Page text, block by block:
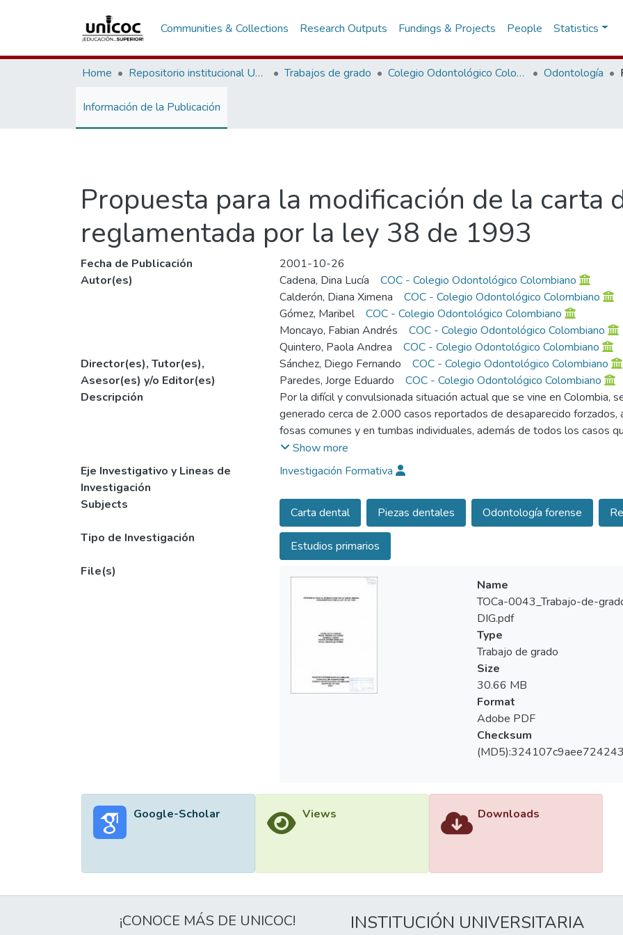
Communities & Collections Research Outputs Fundings & Projects People Statistics
Home Repositorio institucional Unicoc, RI-unicoc Trabajos de grado Colegio Odontológico Colombiano Odontología
Información de la Publicación
Propuesta para la modificación de la carta
reglamentada por la ley 38 de 1993
Fecha de Publicación
2001-10-26
Autor(es)
Cadena, Dina Lucía
COC - Colegio Odontológico Colombiano
Calderón, Diana Ximena
COC - Colegio Odontológico Colombiano
Gómez, Maribel
COC - Colegio Odontológico Colombiano
Moncayo, Fabian Andrés
COC - Colegio Odontológico Colombiano
Quintero, Paola Andrea
COC - Colegio Odontológico Colombiano
Director(es), Tutor(es),
Asesor(es) y/o Editor(es)
Sánchez, Diego Fernando COC - Colegio Odontológico Colombiano
Paredes, Jorge Eduardo
COC - Colegio Odontológico Colombiano
Descripción
Por la difícil y convulsionada situación actual que se vine en Colombia,
generado cerca de 2.000 casos reportados de desaparecido
fosas comunes y en tumbas individuales, además de todos los casos
descomposición o de mutilation que impiden ser identificados por
reconocimiento directo de la persona figurando como N.N; Situación
contribuir con una ayuda importante, como es la carta dental la cual
la situation actual todos somos potencialmente N.N. teniendo en
de apoyo, muchas veces realizada de manera inadecuada e
identification forense, cuya carta debe recopilar el mayor número de
identidad de una víctima.
Desarrollar una carta dental en el Colegio Odontológico Colombiano
como modelo pedagógico en esta institución y que también sirva a
Nacional de Medicina Legal y ciencias forenses, y a otras entidades de
desaparecido hay una familia que sufre por su ser querido,
propuesta alternativa a las ya convencionales cartas dentales que
de las piezas dentales y que impiden la identificación, produciéndose
Show more
Eje Investigativo y Lineas de
Investigación
Investigación Formativa
Subjects
Carta dental Piezas dentales Odontología forense
Tipo de Investigación
Estudios primarios
File(s)
Name
TOCa-0043_Trabajo-de-
DIG.pdf
Type
Trabajo de grado
Size
30.66 MB
Format
Adobe PDF
Checksum
Google-Scholar Views Downloads
¡CONOCE MÁS DE UNICOC!
INSTITUCIÓN UNIVERSITARIA